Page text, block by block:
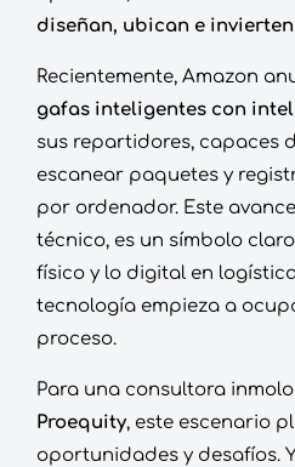
diseñan, ubican e
Recientemente, Amazon
gafas inteligentes con
sus repartidores, capaces
escanear paquetes y
por ordenador. Este
técnico, es un símbolo
físico y lo digital en
tecnología empieza a
proceso.
Para una consultora
Proequity, este escenario
oportunidades y desafíos.